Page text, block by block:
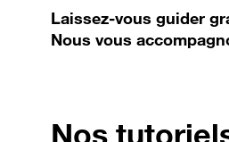
Laissez-vous guider
Nous vous
Nos